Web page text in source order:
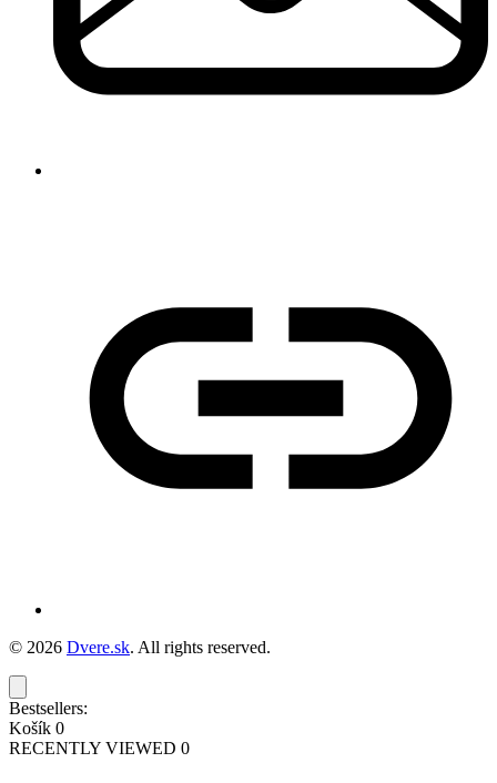
© 2026 Dvere.sk. All rights reserved.
Bestsellers:
Košík 0
RECENTLY VIEWED 0